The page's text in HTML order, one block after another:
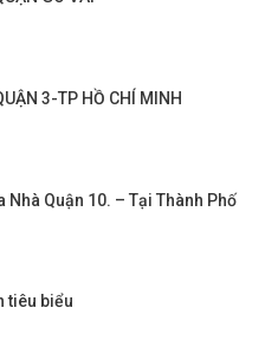
3-TP HỒ CHÍ MINH
Nhà Quận 10. – Tại Thành Phố
tiêu biểu